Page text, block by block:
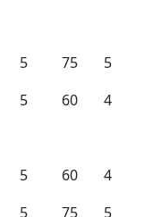
5 75
5
5 60
4
5 60
4
5 75 5